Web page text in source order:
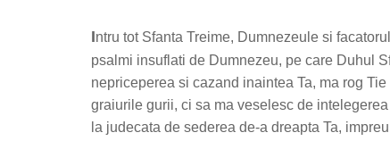
Intru tot Sfanta Treime, Dumnezeule si
psalmi insuflati de Dumnezeu, pe care Duhul
nepriceperea si cazand inaintea Ta, ma rog
graiurile gurii, ci sa ma veselesc de
la judecata de sederea de-a dreapta Ta,